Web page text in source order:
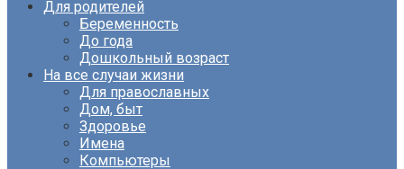
Для родителей
Беременность
До года
Дошкольный возраст
На все случаи жизни
Для православных
Дом, быт
Здоровье
Имена
Компьютеры